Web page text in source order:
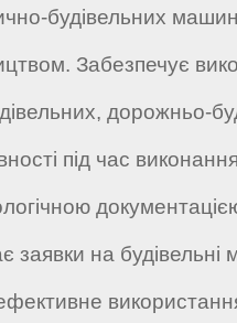
будівельних
Забезпечує
дорожньо-
під час
на будівельні
ефективне